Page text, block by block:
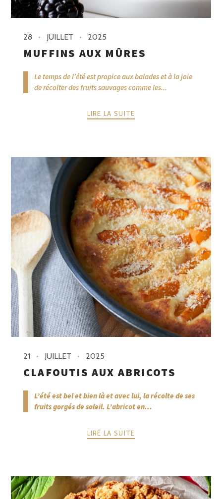
28 JUILLET 2025
MUFFINS AUX MÛRES
Le temps de l’été est propice aux balades et à la joie
de récolter des fruits sauvages comme les...
LIRE LA SUITE
21 JUILLET 2025
CLAFOUTIS AUX ABRICOTS
L’été est bel et bien là et avec lui, la récolte de ses
fruits gorgés de soleil. L’abricot en...
LIRE LA SUITE